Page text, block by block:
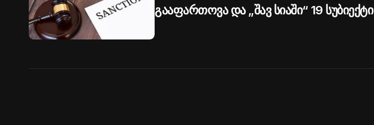
გააფართოვა და „შავ სიაში“ 19 სუბიექტი